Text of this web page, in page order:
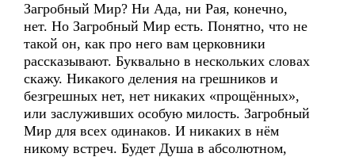
Загробный Мир? Ни Ада, ни Рая, конечно,
нет. Но Загробный Мир есть. Понятно, что не
такой он, как про него вам церковники
рассказывают. Буквально в нескольких словах
скажу. Никакого деления на грешников и
безгрешных нет, нет никаких «прощённых»,
или заслуживших особую милость. Загробный
Мир для всех одинаков. И никаких в нём
никому встреч. Будет Душа в абсолютном,